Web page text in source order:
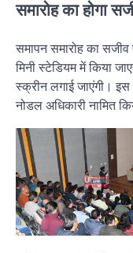
समारोह का होगा
समापन समारोह का सजीव
मिनी स्टेडियम में किया
स्क्रीन लगाई जाएंगी।
नोडल अधिकारी नामित